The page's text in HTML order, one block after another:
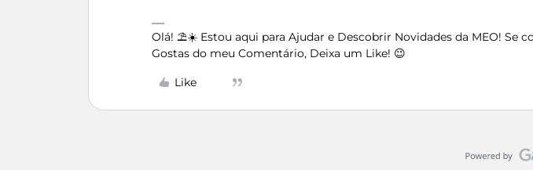
Olá! ⛱️☀️ Estou aqui para Ajudar e Descobrir Novidades da MEO! Se
Gostas do meu Comentário, Deixa um Like! 😉
Like